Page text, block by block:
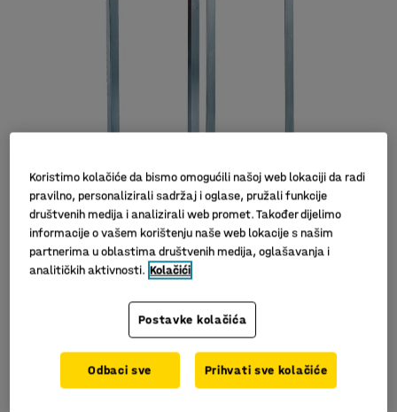
Slični proizvodi
S nogama ili kotačima
Sprečava klizanje pune vreće
Koristimo kolačiće da bismo omogućili našoj web lokaciji da radi
pravilno, personalizirali sadržaj i oglase, pružali funkcije
društvenih medija i analizirali web promet. Također dijelimo
informacije o vašem korištenju naše web lokacije s našim
partnerima u oblastima društvenih medija, oglašavanja i
analitičkih aktivnosti. Kolačići
Postavke kolačića
Odbaci sve Prihvati sve kolačiće